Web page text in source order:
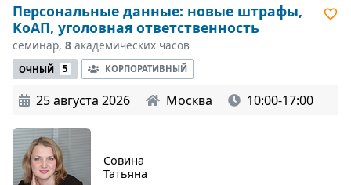
Персональные данные: новые штрафы,
КоАП, уголовная ответственность
семинар, 8 академических часов
ОЧНЫЙ 5 КОРПОРАТИВНЫЙ
25 августа 2026 Москва 10:00-17:00
Совина
Татьяна